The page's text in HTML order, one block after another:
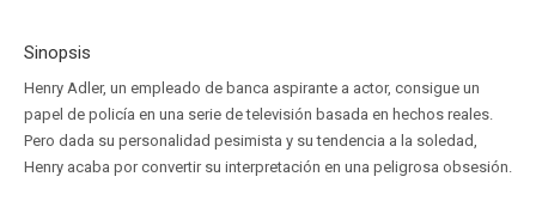
Sinopsis
Henry Adler, un empleado de banca aspirante a actor, consigue un
papel de policía en una serie de televisión basada en hechos reales.
Pero dada su personalidad pesimista y su tendencia a la soledad,
Henry acaba por convertir su interpretación en una peligrosa obsesión.